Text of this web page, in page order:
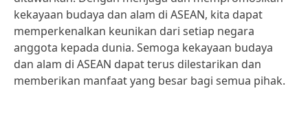
kekayaan budaya dan alam di ASEAN, kita dapat
memperkenalkan keunikan dari setiap negara
anggota kepada dunia. Semoga kekayaan budaya
dan alam di ASEAN dapat terus dilestarikan dan
memberikan manfaat yang besar bagi semua pihak.